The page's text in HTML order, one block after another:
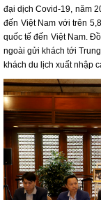
đại dịch Covid-19, năm
đến Việt Nam với trên
quốc tế đến Việt Nam.
ngoài gửi khách tới
khách du lịch xuất nhập